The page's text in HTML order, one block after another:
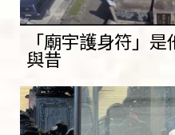
「廟宇護身符」
與昔